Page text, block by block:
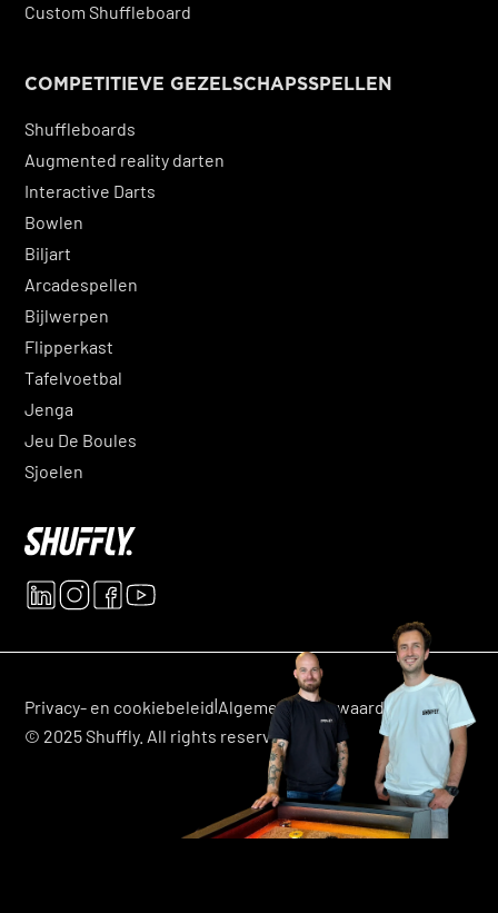
Custom Shuffleboard
COMPETITIEVE GEZELSCHAPSSPELLEN
Shuffleboards
Augmented reality darten
Interactive Darts
Bowlen
Biljart
Arcadespellen
Bijlwerpen
Flipperkast
Tafelvoetbal
Jenga
Jeu De Boules
Sjoelen
Privacy- en cookiebeleid|Algemene voorwaarden
© 2025 Shuffly. All rights reserved.